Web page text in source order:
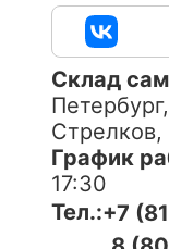
Cклад
Стрелков,
График
17:30
Тел.:+7